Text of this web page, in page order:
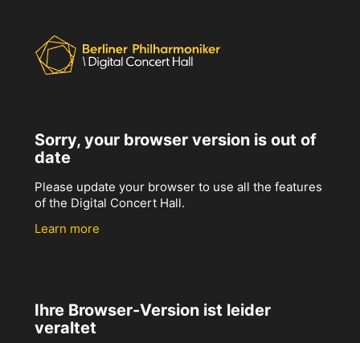
Sorry, your browser version is out of
date
Please update your browser to use all the features
of the Digital Concert Hall.
Learn more
Ihre Browser-Version ist leider
veraltet